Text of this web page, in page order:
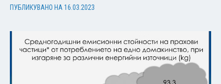
ПУБЛИКУВАНО НА 16.03.2023